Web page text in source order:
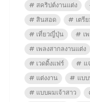
สคริปต์งานแต่ง
สินสอด
เตรี
เที่ยวญี่ปุ่น
เ
เพลงสากลงานแต่ง
เวดดิ้งแฟร์
แ
แต่งงาน
แบ
แบบผมเจ้าสาว